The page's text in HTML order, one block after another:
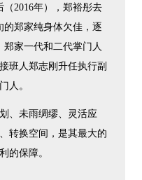
2016年），郑裕彤去
的郑家纯身体欠佳，逐
家一代和二代掌门人
班人郑志刚升任执行副
人。
、未雨绸缪、灵活应
转换空间，是其最大的
的保障。